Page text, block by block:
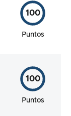
100
Puntos
100
Puntos